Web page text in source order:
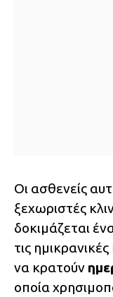
Οι ασθενείς
ξεχωριστές
δοκιμάζεται
τις
να κρατούν
οποία